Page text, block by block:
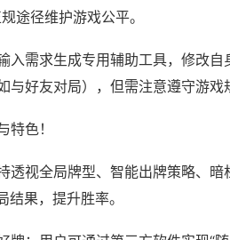
途径维护游戏公平。
入需求生成专用辅助工具，修改
与好友对局），但需注意遵守游戏
色！
透视全局牌型、智能出牌策略、
果，提升胜率。